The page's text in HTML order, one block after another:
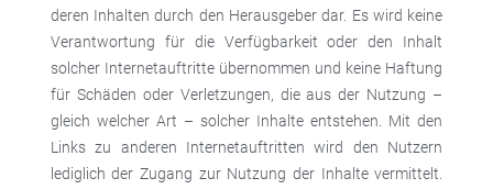
deren Inhalten durch den Herausgeber dar. Es wird keine
Verantwortung für die Verfügbarkeit oder den Inhalt
solcher Internetauftritte übernommen und keine Haftung
für Schäden oder Verletzungen, die aus der Nutzung –
gleich welcher Art – solcher Inhalte entstehen. Mit den
Links zu anderen Internetauftritten wird den Nutzern
lediglich der Zugang zur Nutzung der Inhalte vermittelt.